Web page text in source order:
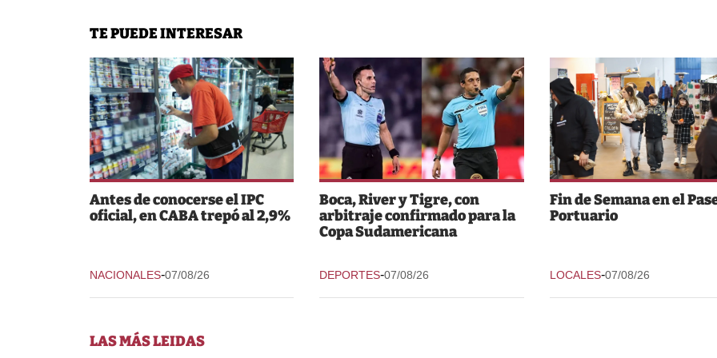
TE PUEDE INTERESAR
Antes de conocerse el IPC
oficial, en CABA trepó al 2,9%
NACIONALES-07/08/26
Boca, River y Tigre, con
arbitraje confirmado para la
Copa Sudamericana
DEPORTES-07/08/26
Fin de Semana en el
Portuario
LOCALES-07/08/26
LAS MÁS LEIDAS